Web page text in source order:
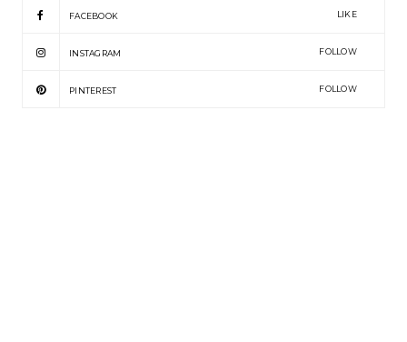
FACEBOOK LIKE
INSTAGRAM FOLLOW
PINTEREST FOLLOW